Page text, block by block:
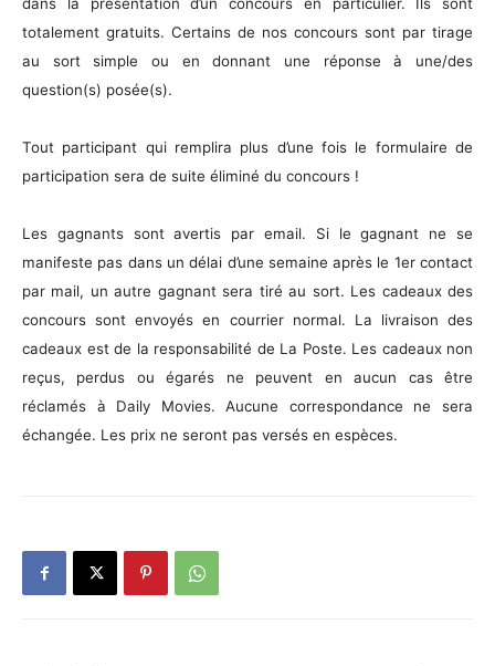
dans la présentation d’un concours en particulier. Ils sont
totalement gratuits. Certains de nos concours sont par tirage
au sort simple ou en donnant une réponse à une/des
question(s) posée(s).
Tout participant qui remplira plus d’une fois le formulaire de
participation sera de suite éliminé du concours !
Les gagnants sont avertis par email. Si le gagnant ne se
manifeste pas dans un délai d’une semaine après le 1er contact
par mail, un autre gagnant sera tiré au sort. Les cadeaux des
concours sont envoyés en courrier normal. La livraison des
cadeaux est de la responsabilité de La Poste. Les cadeaux non
reçus, perdus ou égarés ne peuvent en aucun cas être
réclamés à Daily Movies. Aucune correspondance ne sera
échangée. Les prix ne seront pas versés en espèces.